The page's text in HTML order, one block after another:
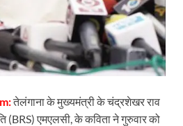
तेलंगाना के मुख्यमंत्री के चंद्रशेखर राव
(BRS) एमएलसी, के कविता ने गुरुवार को